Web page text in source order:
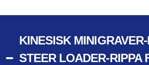
KINESISK
STEER LOADER-RIPPA